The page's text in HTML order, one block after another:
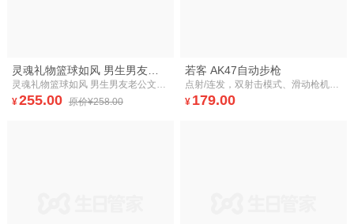
灵魂礼物篮球如风 男生男友老公文艺礼 詹姆斯手办模型 生日毕业
灵魂礼物篮球如风 男生男友老公文艺礼 詹姆斯手办模型 生日毕业
¥255.00 原价¥258.00
若客 AK47自动步枪
点射/连发，双射击模式、滑动枪机模块、弹药自动上膛、榫卯工艺
¥ 179.00